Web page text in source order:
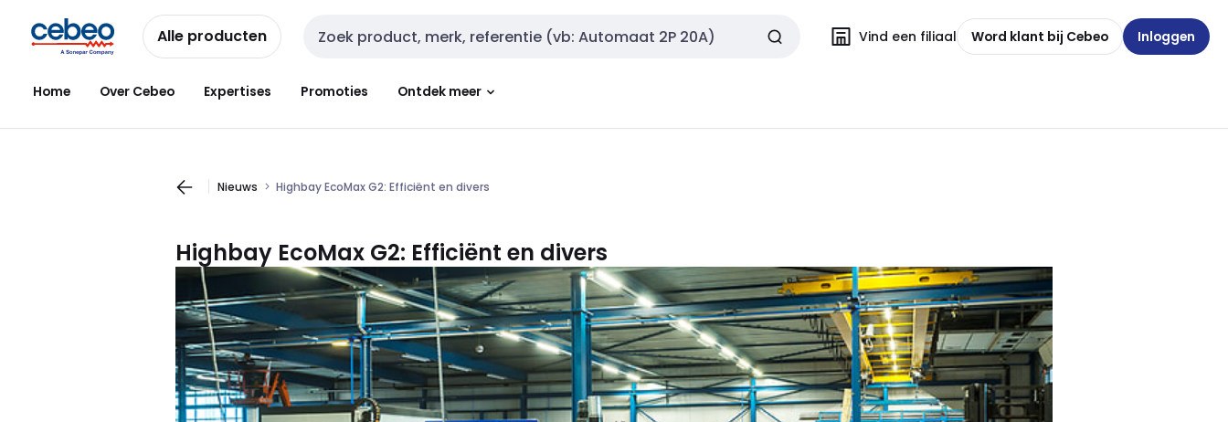
naar
navigatie
naar
inhoud
Alle producten Zoekveld invoer Vind een filiaal Word klant bij Cebeo Inloggen
Home Over Cebeo Expertises Promoties Ontdek meer
Nieuws Highbay EcoMax G2: Efficiënt en divers
Highbay EcoMax G2: Efficiënt en divers